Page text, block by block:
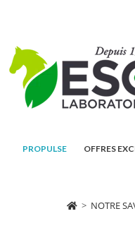
PROPULSE OFFRES
> NOTRE